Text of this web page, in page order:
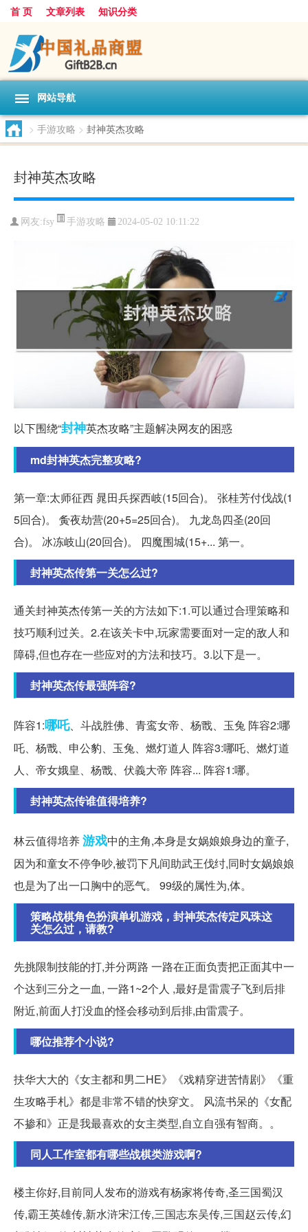
首 页 文章列表 知识分类
网站导航
> 手游攻略 > 封神英杰攻略
封神英杰攻略
网友:fsy 手游攻略 2024-05-02 10:11:22
以下围绕“封神英杰攻略”主题解决网友的困惑
md封神英杰完整攻略?
第一章:太师征西 晁田兵探西岐(15回合)。 张桂芳付伐战(1
5回合)。 夤夜劫营(20+5=25回合)。 九龙岛四圣(20回
合)。 冰冻岐山(20回合)。 四魔围城(15+... 第一。
封神英杰传第一关怎么过?
通关封神英杰传第一关的方法如下:1.可以通过合理策略和
技巧顺利过关。2.在该关卡中,玩家需要面对一定的敌人和
障碍,但也存在一些应对的方法和技巧。3.以下是一。
封神英杰传最强阵容?
阵容1:哪吒、斗战胜佛、青鸾女帝、杨戬、玉兔 阵容2:哪
吒、杨戬、申公豹、玉兔、燃灯道人 阵容3:哪吒、燃灯道
人、帝女娥皇、杨戬、伏義大帝 阵容... 阵容1:哪。
封神英杰传谁值得培养?
林云值得培养游戏中的主角,本身是女娲娘娘身边的童子,
因为和童女不停争吵,被罚下凡间助武王伐纣,同时女娲娘娘
也是为了出一口胸中的恶气。 99级的属性为,体。
策略战棋角色扮演单机游戏，封神英杰传定风珠这
关怎么过，请教?
先挑限制技能的打,并分两路 一路在正面负责把正面其中一
个达到三分之一血, 一路1~2个人 ,最好是雷震子飞到后排
附近,前面人打没血的怪会移动到后排,由雷震子。
哪位推荐个小说?
扶华大大的《女主都和男二HE》《戏精穿进苦情剧》《重
生攻略手札》都是非常不错的快穿文。 风流书呆的《女配
不掺和》正是我最喜欢的女主类型,自立自强有智商。。
同人工作室都有哪些战棋类游戏啊?
楼主你好,目前同人发布的游戏有杨家将传奇,圣三国蜀汉
传,霸王英雄传,新水浒宋江传,三国志东吴传,三国赵云传,幻